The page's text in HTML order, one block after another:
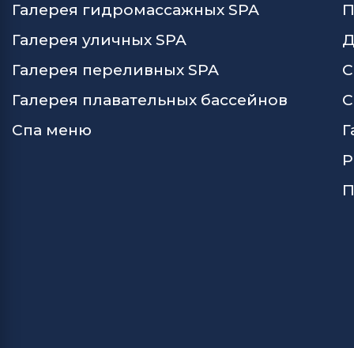
Галерея гидромассажных SPA
Галерея уличных SPA
Галерея переливных SPA
Галерея плавательных бассейнов
Спа меню